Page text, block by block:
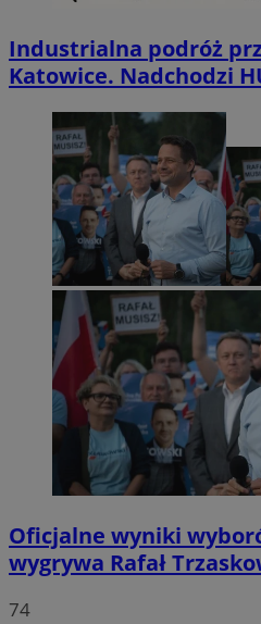
Industrialna podróż
Katowice. Nadchodzi
Oficjalne wyniki
wygrywa Rafał
74